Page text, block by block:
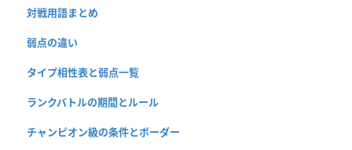
対戦用語まとめ
弱点の違い
タイプ相性表と弱点一覧
ランクバトルの期間とルール
チャンピオン級の条件とボーダー